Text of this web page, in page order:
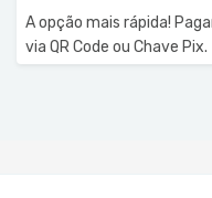
A opção mais rápida!
via QR Code ou Chave Pix.